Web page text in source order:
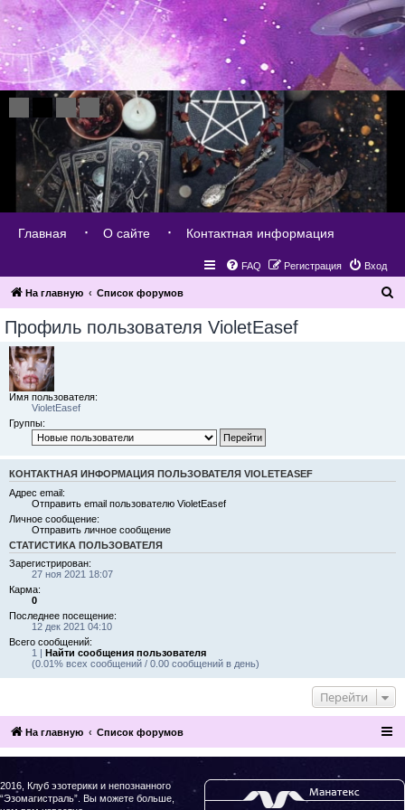
Главная О сайте Контактная информация
Вход
Регистрация
FAQ
На главную Список форумов
Профиль пользователя VioletEasef
Имя пользователя:
VioletEasef
Группы:
КОНТАКТНАЯ ИНФОРМАЦИЯ ПОЛЬЗОВАТЕЛЯ VIOLETEASEF
Адрес email:
Отправить email пользователю VioletEasef
Личное сообщение:
Отправить личное сообщение
СТАТИСТИКА ПОЛЬЗОВАТЕЛЯ
Зарегистрирован:
27 ноя 2021 18:07
Карма:
0
Последнее посещение:
12 дек 2021 04:10
Всего сообщений:
1 | Найти сообщения пользователя
(0.01% всех сообщений / 0.00 сообщений в день)
Перейти
На главную Список форумов
2016, Клуб эзотерики и непознанного
“Эзомагистраль”. Вы можете больше,